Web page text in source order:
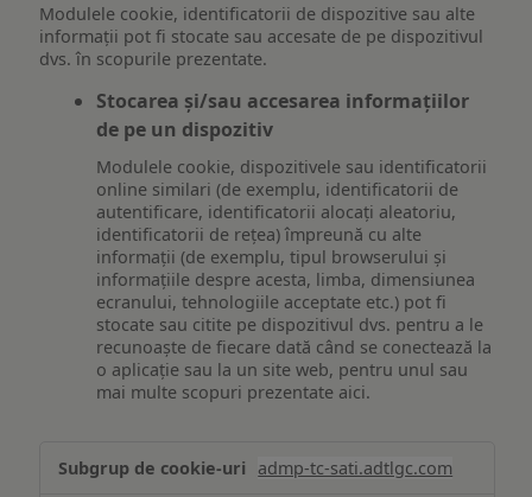
Modulele cookie, identificatorii de dispozitive sau alte
informații pot fi stocate sau accesate de pe dispozitivul
dvs. în scopurile prezentate.
Stocarea și/sau accesarea informațiilor
de pe un dispozitiv
Modulele cookie, dispozitivele sau identificatorii
online similari (de exemplu, identificatorii de
autentificare, identificatorii alocați aleatoriu,
identificatorii de rețea) împreună cu alte
informații (de exemplu, tipul browserului și
informațiile despre acesta, limba, dimensiunea
ecranului, tehnologiile acceptate etc.) pot fi
stocate sau citite pe dispozitivul dvs. pentru a le
recunoaște de fiecare dată când se conectează la
o aplicație sau la un site web, pentru unul sau
mai multe scopuri prezentate aici.
și/sau
admp-tc-sati.adtlgc.com